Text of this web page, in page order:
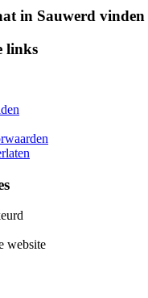
in Sauwerd vinden
links